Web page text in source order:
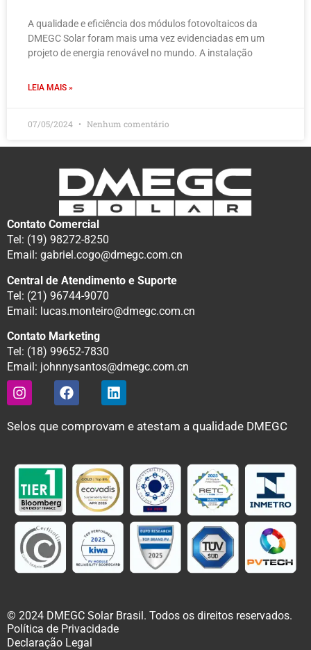
A qualidade e eficiência dos módulos fotovoltaicos da
DMEGC Solar foram mais uma vez evidenciadas em um
projeto de energia renovável no mundo. A instalação
LEIA MAIS »
07/05/2024 Nenhum comentário
Contato Comercial
Tel: (19) 98272-8250
Email: gabriel.cogo@dmegc.com.cn
Central de Atendimento e Suporte
Tel: (21) 96744-9070
Email: lucas.monteiro@dmegc.com.cn
Contato Marketing
Tel: (18) 99652-7830
Email: johnnysantos@dmegc.com.cn
Selos que comprovam e atestam a qualidade DMEGC
© 2024 DMEGC Solar Brasil. Todos os direitos reservados.
Política de Privacidade
Declaração Legal